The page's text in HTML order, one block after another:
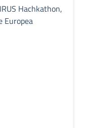
Hachkathon,
Europea